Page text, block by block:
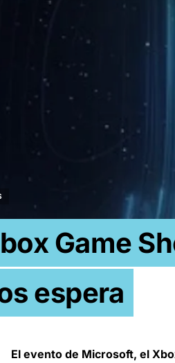
Game
espera
El evento de Microsoft, el